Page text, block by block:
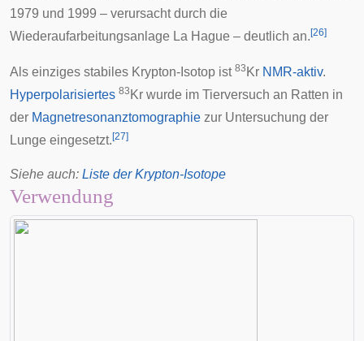
1979 und 1999 – verursacht durch die
Wiederaufarbeitungsanlage La Hague – deutlich an. [26]
Als einziges stabiles Krypton-Isotop ist 83 Kr NMR-aktiv.
Hyperpolarisiertes 83 Kr wurde im Tierversuch an Ratten in
der Magnetresonanztomographie zur Untersuchung der
Lunge eingesetzt. [27]
Siehe auch: Liste der Krypton-Isotope
Verwendung